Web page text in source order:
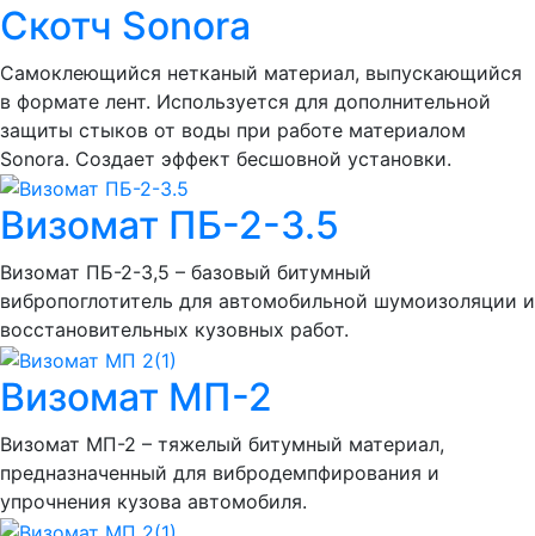
Скотч Sonora
Самоклеющийся нетканый материал, выпускающийся
в формате лент. Используется для дополнительной
защиты стыков от воды при работе материалом
Sonora. Создает эффект бесшовной установки.
Визомат ПБ-2-3.5
Визомат ПБ-2-3,5 – базовый битумный
вибропоглотитель для автомобильной шумоизоляции и
восстановительных кузовных работ.
Визомат МП-2
Визомат МП-2 – тяжелый битумный материал,
предназначенный для вибродемпфирования и
упрочнения кузова автомобиля.